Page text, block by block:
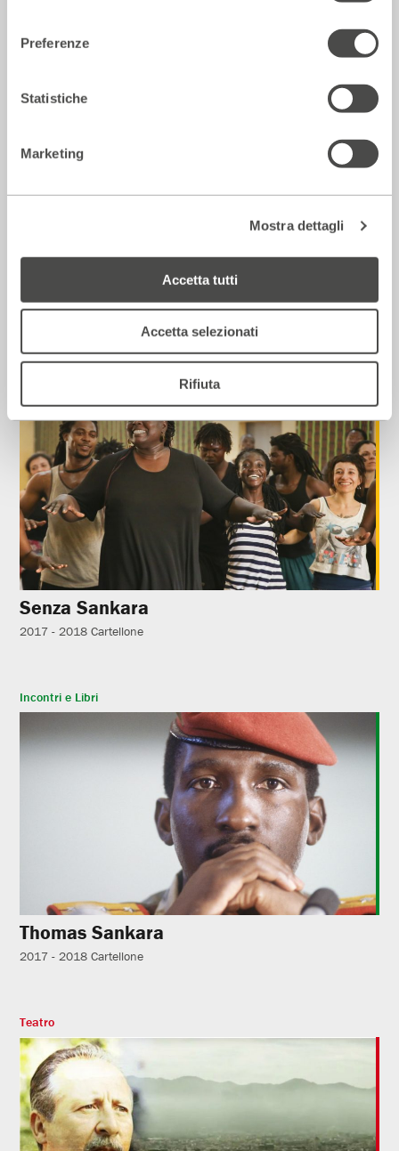
Preferenze
Statistiche
Marketing
Mostra dettagli
Accetta tutti
Accetta selezionati
Rifiuta
Teatro
Ricchi di cosa? Poveri di cosa?
2017 - 2018 Cartellone
Senza Sankara
2017 - 2018 Cartellone
Incontri e Libri
Thomas Sankara
2017 - 2018 Cartellone
Teatro